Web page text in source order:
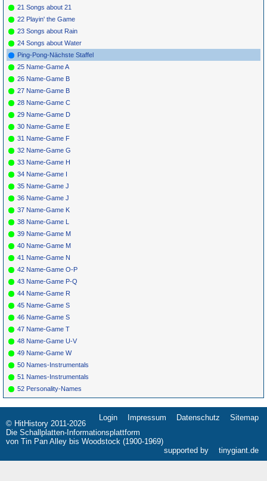
21 Songs about 21
22 Playin' the Game
23 Songs about Rain
24 Songs about Water
Ping-Pong-Nächste Staffel
25 Name-Game A
26 Name-Game B
27 Name-Game B
28 Name-Game C
29 Name-Game D
30 Name-Game E
31 Name-Game F
32 Name-Game G
33 Name-Game H
34 Name-Game I
35 Name-Game J
36 Name-Game J
37 Name-Game K
38 Name-Game L
39 Name-Game M
40 Name-Game M
41 Name-Game N
42 Name-Game O-P
43 Name-Game P-Q
44 Name-Game R
45 Name-Game S
46 Name-Game S
47 Name-Game T
48 Name-Game U-V
49 Name-Game W
50 Names-Instrumentals
51 Names-Instrumentals
52 Personality-Names
Navigation
überspringen
Login Impressum Datenschutz Sitemap
© HitHistory 2011-2026
Die Schallplatten-Informationsplattform
von Tin Pan Alley bis Woodstock (1900-1969)
supported by
tinygiant.de